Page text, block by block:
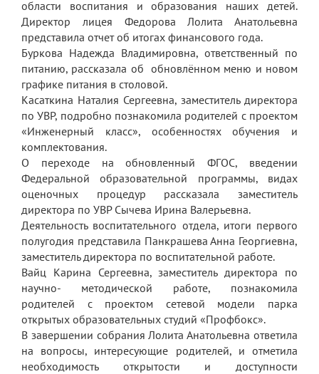
Предписания органов надзора
Страница директора
Предписания органов надзора
Охрана труда
Обращение директора
Гостевая книга
Результаты самообследования
Финансово-хозяйственная деятельность
Реализация антикоррупционной
политики
Знак «За вклад в развитие лицея»
Учебный процесс
Начальная школа
Основная и старшая школа
области воспитания и образования наших детей.
Директор лицея Федорова Лолита Анатольевна
представила отчет об итогах финансового года.
Буркова Надежда Владимировна, ответственный по
питанию, рассказала об обновлённом меню и новом
графике питания в столовой.
Касаткина Наталия Сергеевна, заместитель директора
по УВР, подробно познакомила родителей с проектом
«Инженерный класс», особенностях обучения и
комплектования.
О переходе на обновленный ФГОС, введении
Федеральной образовательной программы, видах
оценочных процедур рассказала заместитель
директора по УВР Сычева Ирина Валерьевна.
Деятельность воспитательного отдела, итоги первого
полугодия представила Панкрашева Анна Георгиевна,
заместитель директора по воспитательной работе.
Вайц Карина Сергеевна, заместитель директора по
научно- методической работе, познакомила
родителей с проектом сетевой модели парка
открытых образовательных студий «Профбокс».
В завершении собрания Лолита Анатольевна ответила
на вопросы, интересующие родителей, и отметила
необходимость открытости и доступности